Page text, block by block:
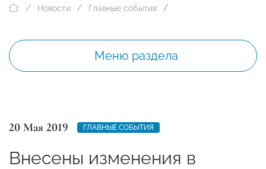
Новости Главные события
Меню раздела
20 Мая 2019 ГЛАВНЫЕ СОБЫТИЯ
Внесены изменения в